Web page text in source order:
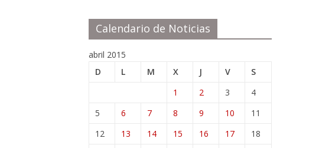
Calendario de Noticias
abril 2015
D
L M X J V
S
1
2 3
4
5
6 7 8 9 10
11
12
13 14 15 16 17 18